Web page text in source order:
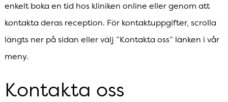
enkelt boka en tid hos kliniken online eller genom att
kontakta deras reception. För kontaktuppgifter, scrolla
längts ner på sidan eller välj ”Kontakta oss” länken i vår
meny.
Kontakta oss